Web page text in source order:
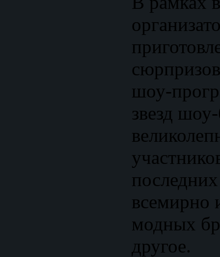
шоу-
звезд
всемирно
модных
другое.